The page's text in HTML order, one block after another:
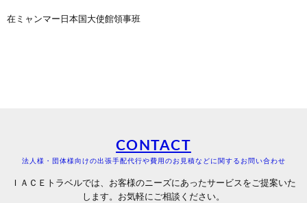
在ミャンマー日本国大使館領事班
CONTACT
法人様・団体様向けの出張手配代行や費用のお見積などに関するお問い合わせ
ＩＡＣＥトラベルでは、お客様のニーズにあったサービスをご提案いた
します。お気軽にご相談ください。